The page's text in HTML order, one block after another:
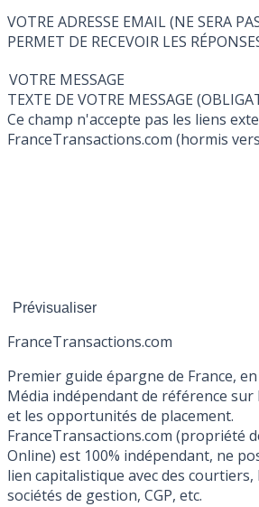
VOTRE ADRESSE EMAIL (NE SERA
PERMET DE RECEVOIR LES
VOTRE MESSAGE
TEXTE DE VOTRE
Ce champ n'accepte pas les liens
FranceTransactions.com (hormis
FranceTransactions.com
Premier guide épargne de France,
Média indépendant de référence
et les opportunités de placement.
FranceTransactions.com (propriété
Online) est 100% indépendant, ne
lien capitalistique avec des
sociétés de gestion, CGP, etc.